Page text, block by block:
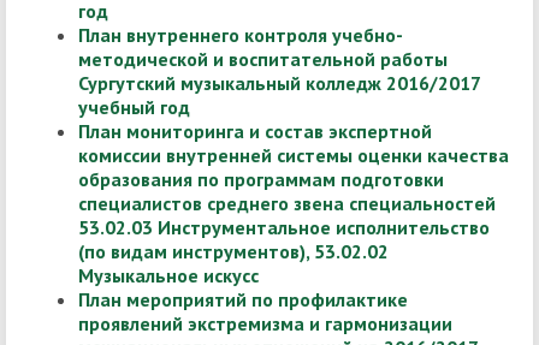
год
План внутреннего контроля учебно-
методической и воспитательной работы
Сургутский музыкальный колледж 2016/2017
учебный год
План мониторинга и состав экспертной
комиссии внутренней системы оценки качества
образования по программам подготовки
специалистов среднего звена специальностей
53.02.03 Инструментальное исполнительство
(по видам инструментов), 53.02.02
Музыкальное искусс
План мероприятий по профилактике
проявлений экстремизма и гармонизации